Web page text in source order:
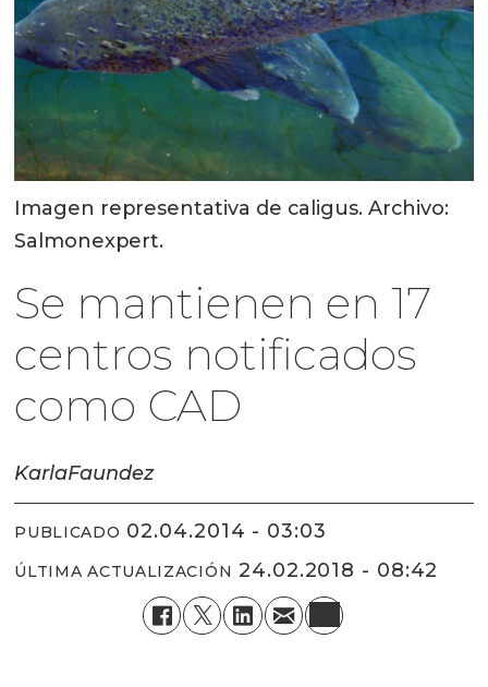
Imagen representativa de caligus. Archivo:
Salmonexpert.
Se mantienen en 17
centros notificados
como CAD
KarlaFaundez
PUBLICADO 02.04.2014 - 03:03
ÚLTIMA ACTUALIZACIÓN 24.02.2018 - 08:42